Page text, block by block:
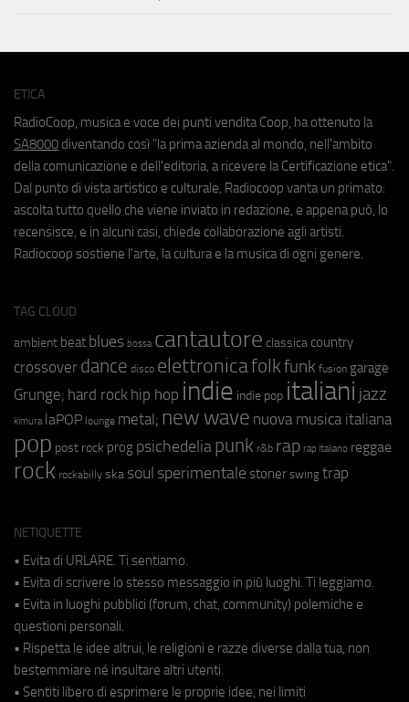
ETICA
RadioCoop, musica e voce dei punti vendita Coop, ha ottenuto la
SA8000 diventando così "la prima azienda al mondo, nell'ambito
della comunicazione e dell'editoria, a ricevere la Certificazione etica".
Dal punto di vista artistico e culturale, Radiocoop vanta un primato:
ascolta tutto quello che viene inviato in redazione, e appena può, lo
recensisce, e in alcuni casi, chiede collaborazione agli artisti.
Radiocoop sostiene l'arte, la cultura e la musica di ogni genere.
TAG CLOUD
ambient beat blues bossa cantautore classica country
crossover dance disco elettronicafolkfunk fusion garage
Grunge; hard rock hip hop indie indie pop italiani jazz
kimura laPOP lounge metal; new wave nuova musica italiana
pop post rock prog psichedeliapunk r&b rap rap italiano reggae
rock rockabilly ska soul sperimentale stoner swing trap
NETIQUETTE
• Evita di URLARE. Ti sentiamo.
• Evita di scrivere lo stesso messaggio in più luoghi. Ti leggiamo.
• Evita in luoghi pubblici (forum, chat, community) polemiche e
questioni personali.
• Rispetta le idee altrui, le religioni e razze diverse dalla tua, non
bestemmiare né insultare altri utenti.
• Sentiti libero di esprimere le proprie idee, nei limiti